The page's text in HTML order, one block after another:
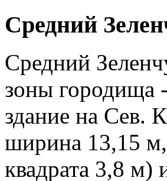
Средний
Средний
зоны городища
здание на Сев.
ширина 13,15 м,
квадрата 3,8 м)